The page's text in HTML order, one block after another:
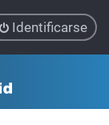
Identificarse